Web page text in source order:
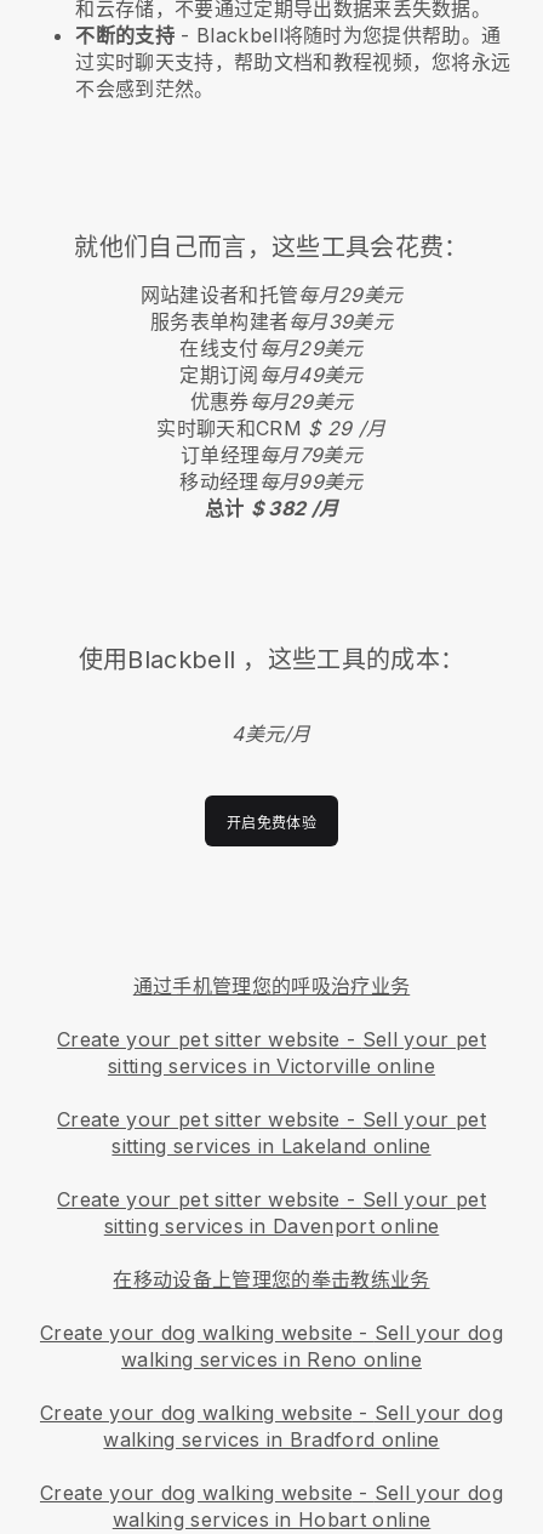
和云存储，不要通过定期导出数据来丢失数据。
不断的支持 - Blackbell将随时为您提供帮助。通
过实时聊天支持，帮助文档和教程视频，您将永远
不会感到茫然。
就他们自己而言，这些工具会花费：
网站建设者和托管每月29美元
服务表单构建者每月39美元
在线支付每月29美元
定期订阅 每月49美元
优惠券每月29美元
实时聊天和CRM $ 29 /月
订单经理每月79美元
移动经理 每月99美元
总计 $ 382 /月
使用 Blackbell ，这些工具的成本：
4美元/月
开启免费体验
通过手机管理您的呼吸治疗业务
Create your pet sitter website - Sell your pet
sitting services in Victorville online
Create your pet sitter website - Sell your pet
sitting services in Lakeland online
Create your pet sitter website - Sell your pet
sitting services in Davenport online
在移动设备上管理您的拳击教练业务
Create your dog walking website - Sell your dog
walking services in Reno online
Create your dog walking website - Sell your dog
walking services in Bradford online
Create your dog walking website - Sell your dog
walking services in Hobart online